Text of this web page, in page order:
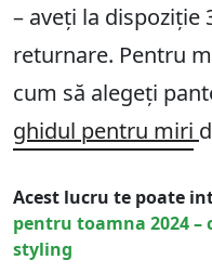
– aveți la dispoziție
returnare. Pentru
cum să alegeți
ghidul pentru miri
Acest lucru te poate
pentru toamna 2024 –
styling